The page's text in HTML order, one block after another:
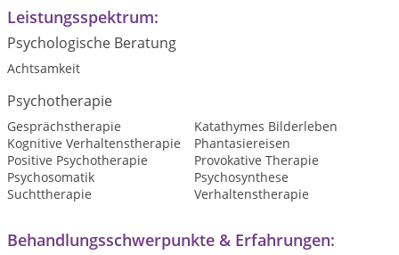
Leistungsspektrum:
Psychologische Beratung
Achtsamkeit
Psychotherapie
Gesprächstherapie
Katathymes Bilderleben
Kognitive Verhaltenstherapie
Phantasiereisen
Positive Psychotherapie
Provokative Therapie
Psychosomatik
Psychosynthese
Suchttherapie
Verhaltenstherapie
Behandlungsschwerpunkte & Erfahrungen: